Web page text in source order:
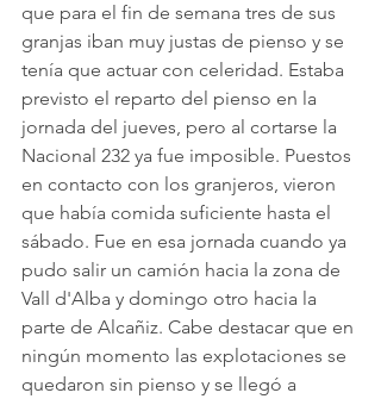
que para el fin de semana tres de sus
granjas iban muy justas de pienso y se
tenía que actuar con celeridad. Estaba
previsto el reparto del pienso en la
jornada del jueves, pero al cortarse la
Nacional 232 ya fue imposible. Puestos
en contacto con los granjeros, vieron
que había comida suficiente hasta el
sábado. Fue en esa jornada cuando ya
pudo salir un camión hacia la zona de
Vall d'Alba y domingo otro hacia la
parte de Alcañiz. Cabe destacar que en
ningún momento las explotaciones se
quedaron sin pienso y se llegó a